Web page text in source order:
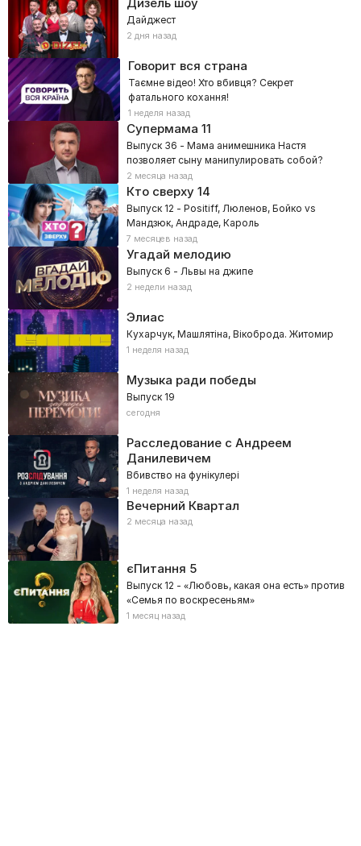
Дайджест
2 дня назад
Говорит вся страна
Таємне відео! Хто вбивця? Секрет
фатального кохання!
1 неделя назад
Супермама 11
Выпуск 36 - Мама анимешника Настя
позволяет сыну манипулировать собой?
2 месяца назад
Кто сверху14
Выпуск 12 - Positiff, Люленов, Бойко vs
Мандзюк, Андраде, Кароль
7 месяцев назад
Угадай мелодию
Выпуск 6 - Львы на джипе
2 недели назад
Элиас
Кухарчук, Машлятіна, Вікоброда. Житомир
1 неделя назад
Музыка ради победы
Выпуск 19
сегодня
Расследование с Андреем
Данилевичем
Вбивство на фунікулері
1 неделя назад
Вечерний Квартал
2 месяца назад
єПитання 5
Выпуск 12 - «Любовь, какая она есть» против
«Семья по воскресеньям»
1 месяц назад